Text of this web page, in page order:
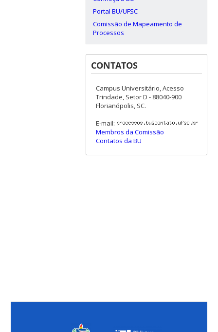
Portal BU/UFSC
Comissão de Mapeamento de
Processos
CONTATOS
Campus Universitário, Acesso
Trindade, Setor D - 88040-900
Florianópolis, SC.
E-mail:
Membros da Comissão
Contatos da BU